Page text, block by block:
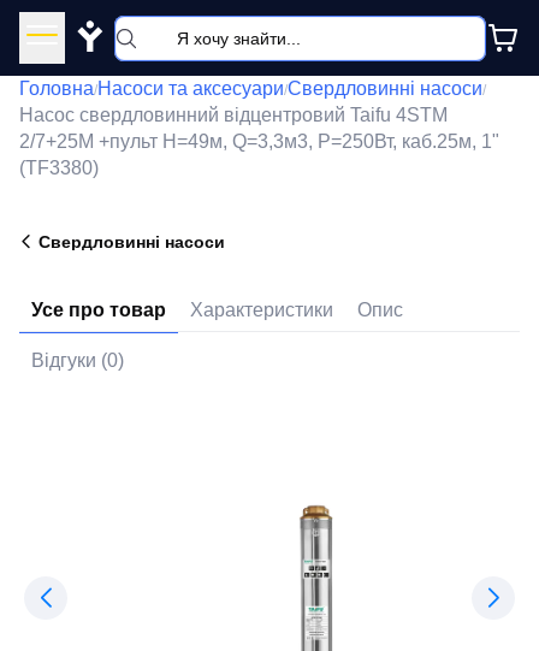
Y
Головна/Насоси та аксесуари/Свердловинні насоси/
Насос свердловинний відцентровий Taifu 4STM
2/7+25M +пульт Н=49м, Q=3,3м3, P=250Вт, каб.25м, 1"
(TF3380)
Свердловинні насоси
Усе про товар Характеристики Опис
Відгуки (0)